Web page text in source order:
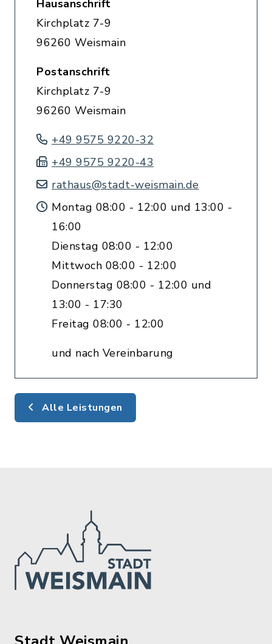
Hausanschrift
Kirchplatz 7-9
96260 Weismain
Postanschrift
Kirchplatz 7-9
96260 Weismain
+49 9575 9220-32
+49 9575 9220-43
rathaus@stadt-weismain.de
Montag 08:00 - 12:00 und 13:00 -
16:00
Dienstag 08:00 - 12:00
Mittwoch 08:00 - 12:00
Donnerstag 08:00 - 12:00 und
13:00 - 17:30
Freitag 08:00 - 12:00
und nach Vereinbarung
Alle Leistungen